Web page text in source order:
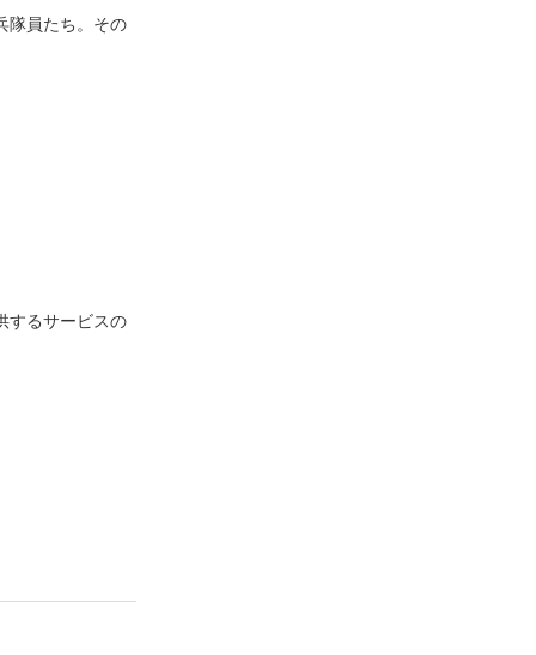
隊員たち。その
するサービスの